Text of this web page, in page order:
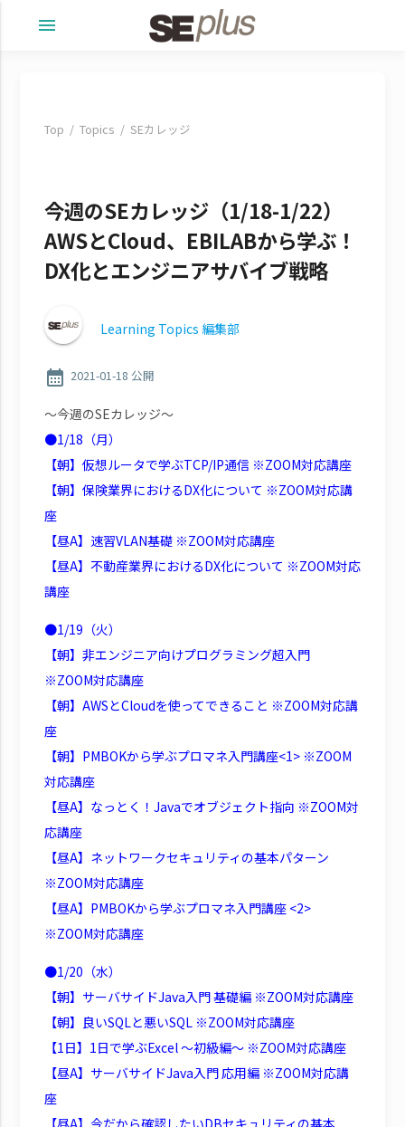
menu
Top Topics SEカレッジ
今週のSEカレッジ（1/18-1/22）
AWSとCloud、EBILABから学ぶ！
DX化とエンジニアサバイブ戦略
Learning Topics 編集部
calendar_month 2021-01-18 公開
～今週のSEカレッジ～
●1/18（月）
【朝】仮想ルータで学ぶTCP/IP通信 ※ZOOM対応講座
【朝】保険業界におけるDX化について ※ZOOM対応講
座
【昼A】速習VLAN基礎 ※ZOOM対応講座
【昼A】不動産業界におけるDX化について ※ZOOM対応
講座
●1/19（火）
【朝】非エンジニア向けプログラミング超入門
※ZOOM対応講座
【朝】AWSとCloudを使ってできること ※ZOOM対応講
座
【朝】PMBOKから学ぶプロマネ入門講座<1> ※ZOOM
対応講座
【昼A】なっとく！Javaでオブジェクト指向 ※ZOOM対
応講座
【昼A】ネットワークセキュリティの基本パターン
※ZOOM対応講座
【昼A】PMBOKから学ぶプロマネ入門講座 <2>
※ZOOM対応講座
●1/20（水）
【朝】サーバサイドJava入門 基礎編 ※ZOOM対応講座
【朝】良いSQLと悪いSQL ※ZOOM対応講座
【1日】1日で学ぶExcel ～初級編～ ※ZOOM対応講座
【昼A】サーバサイドJava入門 応用編 ※ZOOM対応講
座
【昼A】今だから確認したいDBセキュリティの基本